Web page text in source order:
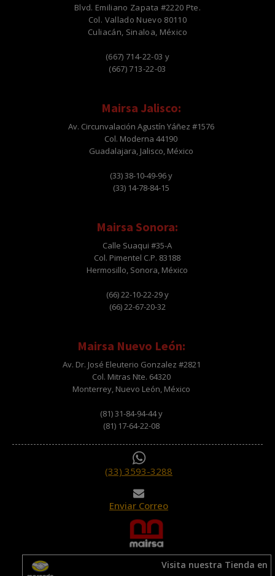
Blvd. Emiliano Zapata #2220 Pte.
Col. Vallado Nuevo 80110
Culiacán, Sinaloa, México
(667) 714-22-03 y
(667) 713-22-03
Mairsa Jalisco:
Av. Circunvalación Agustín Yáñez #1576
Col. Moderna 44190
Guadalajara, Jalisco, México
(33) 38-10-49-96 y
(33) 14-78-84-15
Mairsa Sonora:
Calle Suaqui #35-A
Col. Pimentel C.P. 83188
Hermosillo, Sonora, México
(66) 22-10-22-29 y
(66) 22-67-20-32
Mairsa Nuevo León:
Av. Dr. José Eleuterio Gonzalez #2821
Col. Mitras Nte. 64320
Monterrey, Nuevo León, México
(81) 31-84-94-44 y
(81) 17-64-22-08
(33) 3593-3288
Enviar Correo
Visita nuestra Tienda en